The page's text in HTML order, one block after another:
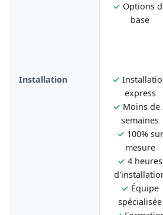
✓ Options
base
Installation ✓
express
✓ Moins de
semaines
✓ 100% sur
mesure
✓ 4 heures
✓ Équipe
spécialisée